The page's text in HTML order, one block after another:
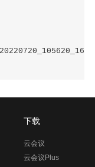
下载
云会议
云会议Plus